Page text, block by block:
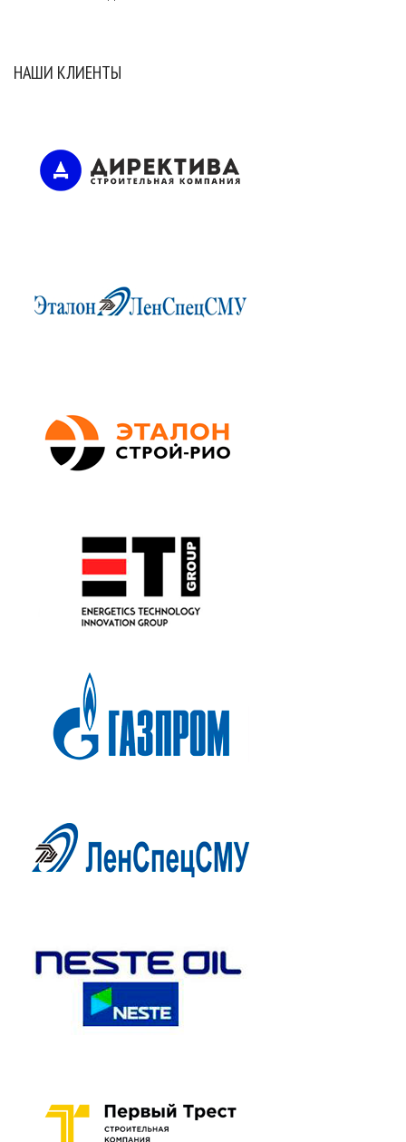
НАШИ КЛИЕНТЫ